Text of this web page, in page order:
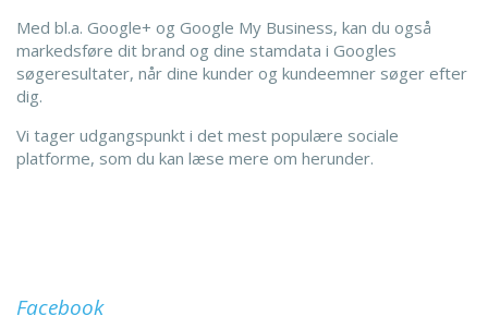
Med bl.a. Google+ og Google My Business, kan du også
markedsføre dit brand og dine stamdata i Googles
søgeresultater, når dine kunder og kundeemner søger efter
dig.
Vi tager udgangspunkt i det mest populære sociale
platforme, som du kan læse mere om herunder.
Facebook